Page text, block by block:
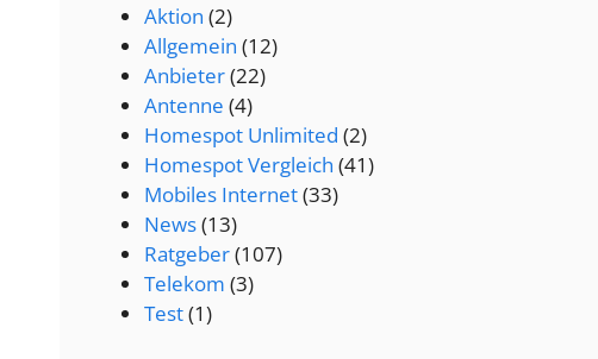
Aktion (2)
Allgemein (12)
Anbieter(22)
Antenne (4)
Homespot Unlimited (2)
Homespot Vergleich (41)
Mobiles Internet(33)
News(13)
Ratgeber(107)
Telekom (3)
Test(1)